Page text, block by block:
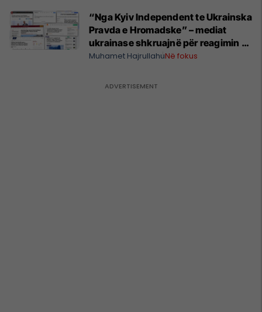
“Nga Kyiv Independent te Ukrainska
Pravda e Hromadske” – mediat
ukrainase shkruajnë për reagimin e
Kosovës ndaj Zelenskyt
Muhamet HajrullahuNë fokus